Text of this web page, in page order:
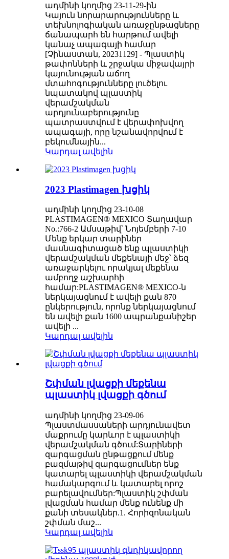
ադմինի կողմից 23-11-29-ին
Կայուն նորարարությունները և
տեխնոլոգիական առաջընթացները
ճանապարհ են հարթում ավելի
կանաչ ապագայի համար
[Չինաստան, 20231129] - Պլաստիկ
թափոնների և շրջակա միջավայրի
կայունության աճող
մտահոգությունները լուծելու
նպատակով պլաստիկ
վերամշակման
արդյունաբերությունը
պատրաստվում է վերափոխվող
ապագայի, որը նշանավորվում է
բեկումնային...
Կարդալ ավելին
2023 Plastimagen խցիկ
ադմինի կողմից 23-10-08
PLASTIMAGEN® MEXICO Տաղավար
No.:766-2 Ամսաթիվ՝ Նոյեմբերի 7-10
Մենք երկար տարիներ
մասնագիտացած ենք պլաստիկի
վերամշակման մեքենայի մեջ՝ ձեզ
առաջարկելու որակյալ մեքենա
ամբողջ աշխարհի
համար:PLASTIMAGEN® MEXICO-ն
ներկայացնում է ավելի քան 870
ընկերություն, որոնք ներկայացնում
են ավելի քան 1600 ապրանքանիշեր
ավելի ...
Կարդալ ավելին
Շփման լվացքի մեքենա
պլաստիկ լվացքի գծում
ադմինի կողմից 23-09-06
Պլաստմասսաների արդյունավետ
մաքրումը կարևոր է պլաստիկի
վերամշակման գծում:Տարիների
զարգացման ընթացքում մենք
բազմաթիվ զարգացումներ ենք
կատարել պլաստիկի վերամշակման
համակարգում և կատարել որոշ
բարելավումներ:Պլաստիկ շփման
լվացման համար մենք ունենք մի
քանի տեսակներ.1. Հորիզոնական
շփման մաշ...
Կարդալ ավելին